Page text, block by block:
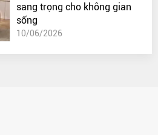
sang trọng cho không gian
sống
10/06/2026